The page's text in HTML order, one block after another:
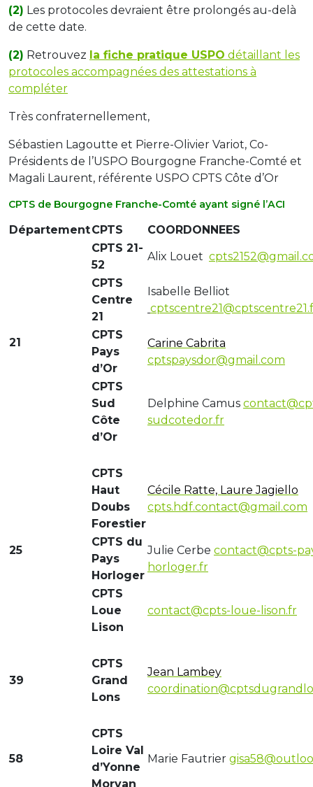
(2) Les protocoles devraient être prolongés au-delà
de cette date.
(2) Retrouvez la fiche pratique USPO détaillant les
protocoles accompagnées des attestations à
compléter
Très confraternellement,
Sébastien Lagoutte et Pierre-Olivier Variot, Co-
Présidents de l’USPO Bourgogne Franche-Comté et
Magali Laurent, référente USPO CPTS Côte d’Or
CPTS de Bourgogne Franche-Comté ayant signé l’ACI
DépartementCPTS COORDONNEES
21
CPTS 21-
52
Alix Louet
CPTS
Centre
21
Isabelle Belliot
CPTS
Pays
d’Or
Carine Cabrita
cptspaysdor@gmail.com
CPTS
Sud
Côte
d’Or
Delphine Camus
sudcotedor.fr
25
CPTS
Haut
Doubs
Forestier
Cécile Ratte, Laure Jagiello
cpts.hdf.contact@gmail.com
CPTS du
Pays
Horloger
Julie Cerbe contact@cpts-
horloger.fr
CPTS
Loue
Lison
contact@cpts-loue-lison.fr
39
CPTS
Grand
Lons
Jean Lambey
58
CPTS
Loire Val
d’Yonne
Morvan
Marie Fautrier